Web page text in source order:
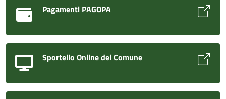
Pagamenti PAGOPA
Sportello Online del Comune